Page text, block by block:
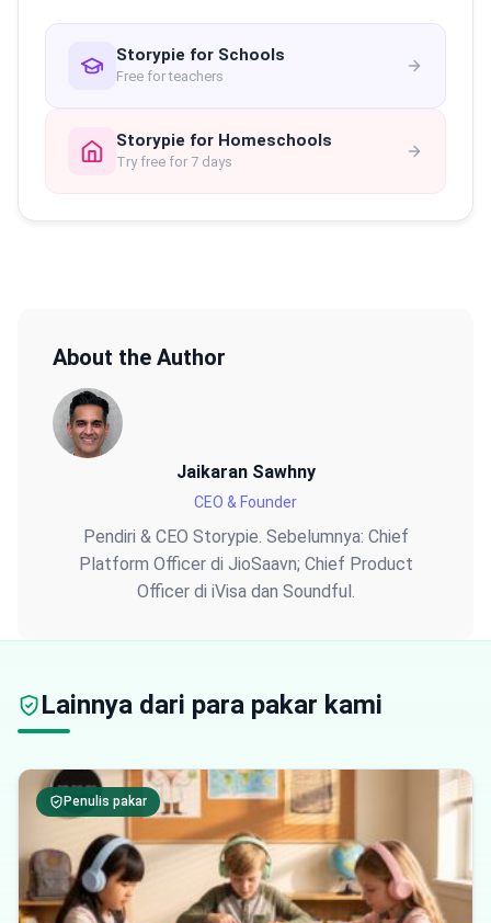
Storypie for Schools
Free for teachers
Storypie for Homeschools
Try free for 7 days
About the Author
Jaikaran Sawhny
CEO & Founder
Pendiri & CEO Storypie. Sebelumnya: Chief
Platform Officer di JioSaavn; Chief Product
Officer di iVisa dan Soundful.
Lainnya dari para pakar kami
Penulis pakar